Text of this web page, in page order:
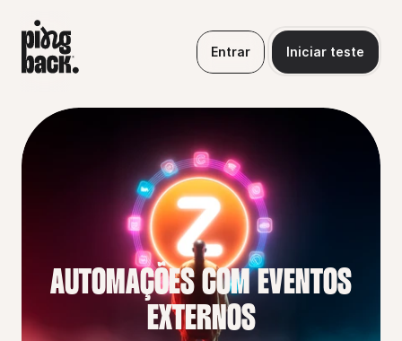
Entrar Iniciar teste
AUTOMAÇÕES COM EVENTOS
EXTERNOS